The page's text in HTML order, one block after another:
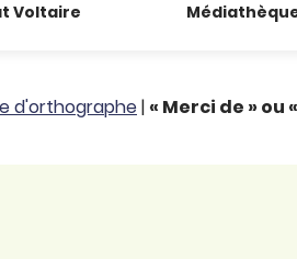
Voltaire
d'orthographe| « Merci de » ou